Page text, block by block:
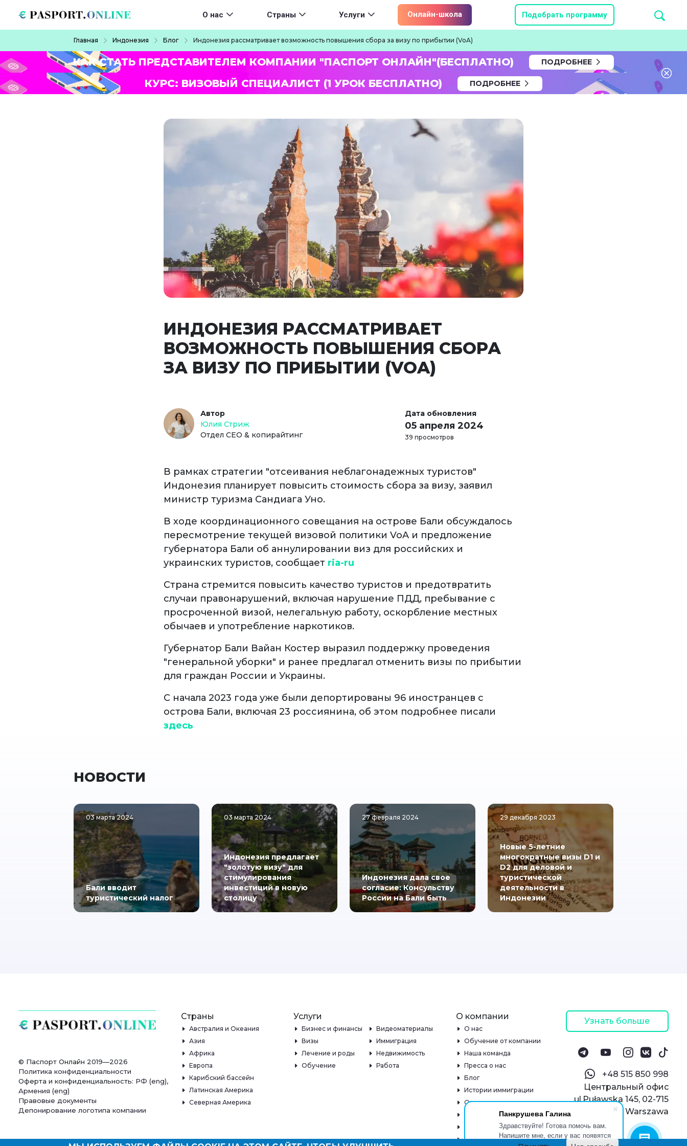
Панкрушева Галина
Здравствуйте! Готова помочь вам.
Напишите мне, если у вас появятся
Main navigation
О нас Страны Услуги Онлайн-школа Подобрать программу
Главная Индонезия Блог Индонезия рассматривает возможность повышения сбора за визу по прибытии (VoA)
КАК СТАТЬ ПРЕДСТАВИТЕЛЕМ КОМПАНИИ "ПАСПОРТ ОНЛАЙН"(БЕСПЛАТНО) ПОДРОБНЕЕ
КУРС: ВИЗОВЫЙ СПЕЦИАЛИСТ (1 УРОК БЕСПЛАТНО) ПОДРОБНЕЕ
ИНДОНЕЗИЯ РАССМАТРИВАЕТ
ВОЗМОЖНОСТЬ ПОВЫШЕНИЯ СБОРА
ЗА ВИЗУ ПО ПРИБЫТИИ (VOA)
Автор
Юлия Стриж
Отдел СЕО & копирайтинг
Дата обновления
05 апреля 2024
39 просмотров
В рамках стратегии "отсеивания неблагонадежных туристов"
Индонезия планирует повысить стоимость сбора за визу, заявил
министр туризма Сандиага Уно.
В ходе координационного совещания на острове Бали обсуждалось
пересмотрение текущей визовой политики VoA и предложение
губернатора Бали об аннулировании виз для российских и
украинских туристов, сообщает ria-ru
Страна стремится повысить качество туристов и предотвратить
случаи правонарушений, включая нарушение ПДД, пребывание с
просроченной визой, нелегальную работу, оскорбление местных
обычаев и употребление наркотиков.
Губернатор Бали Вайан Костер выразил поддержку проведения
"генеральной уборки" и ранее предлагал отменить визы по прибытии
для граждан России и Украины.
С начала 2023 года уже были депортированы 96 иностранцев с
острова Бали, включая 23 россиянина, об этом подробнее писали
здесь
НОВОСТИ
03 марта 2024
Бали вводит
туристический налог
03 марта 2024
Индонезия предлагает
"золотую визу" для
стимулирования
инвестиций в новую
столицу
27 февраля 2024
Индонезия дала свое
согласие: Консульству
России на Бали быть
29 декабря 2023
Новые 5-летние
многократные визы D1 и
D2 для деловой и
туристической
деятельности в
Индонезии
© Паспорт Онлайн 2019—2026
Политика конфиденциальности
Оферта и конфиденциальность: РФ (eng),
Армения (eng)
Правовые документы
Депонирование логотипа компании
Страны
Австралия и Океания
Азия
Африка
Европа
Карибский бассейн
Латинская Америка
Северная Америка
Услуги
Бизнес и финансы
Видеоматериалы
Визы
Иммиграция
Лечение и роды
Недвижимость
Обучение
Работа
О компании
О нас
Обучение от компании
Наша команда
Пресса о нас
Блог
Истории иммиграции
Отзывы
Онлайн-школа
Контакты
Узнать больше
‪+48 515 850 998‬
Центральный офис
ul.Puławska 145, 02-715
Warszawa